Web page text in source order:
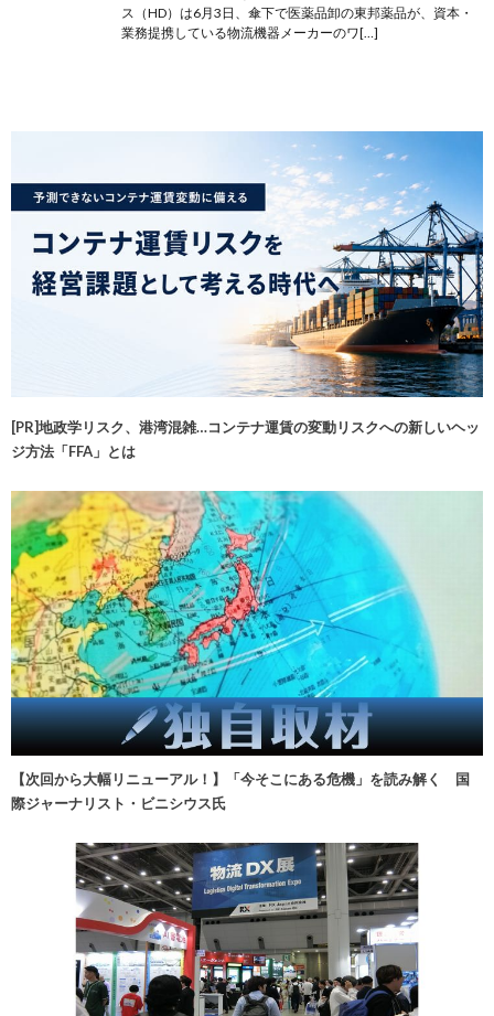
ス（HD）は6月3日、傘下で医薬品卸の東邦薬品が、資本・
業務提携している物流機器メーカーのワ[…]
[PR]地政学リスク、港湾混雑…コンテナ運賃の変動リスクへの新しいヘッ
ジ方法「FFA」とは
【次回から大幅リニューアル！】「今そこにある危機」を読み解く 国
際ジャーナリスト・ビニシウス氏